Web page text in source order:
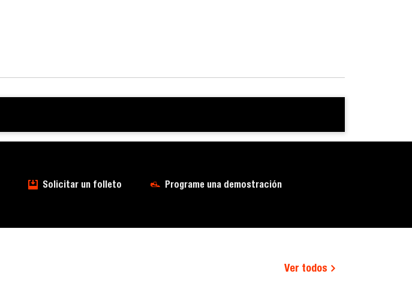
Solicitar un folleto Programe una demostración
Ver todos